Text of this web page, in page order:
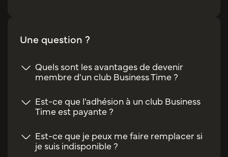
Une question ?
Quels sont les avantages de devenir
membre d'un club Business Time ?
Est-ce que l'adhésion à un club Business
Time est payante ?
Est-ce que je peux me faire remplacer si
je suis indisponible ?